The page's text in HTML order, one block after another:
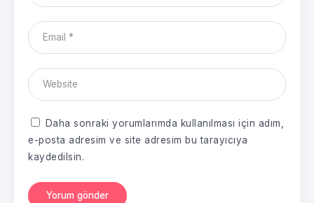
Daha sonraki yorumlarımda kullanılması için adım,
e-posta adresim ve site adresim bu tarayıcıya
kaydedilsin.